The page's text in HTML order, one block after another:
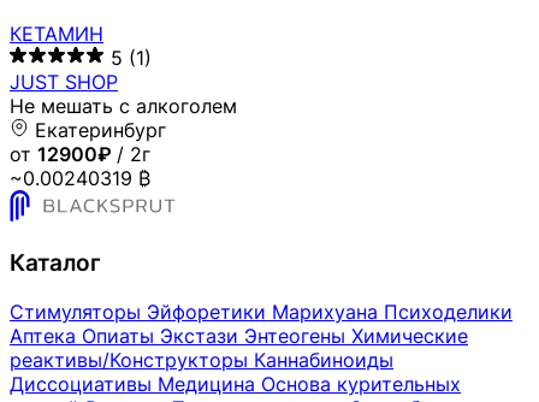
КЕТАМИН
5 (1)
JUST SHOP
Не мешать с алкоголем
Екатеринбург
от 12900₽ / 2г
~0.00240319 ₿
Каталог
Стимуляторы Эйфоретики Марихуана Психоделики
Аптека Опиаты Экстази Энтеогены Химические
реактивы/Конструкторы Каннабиноиды
Диссоциативы Медицина Основа курительных